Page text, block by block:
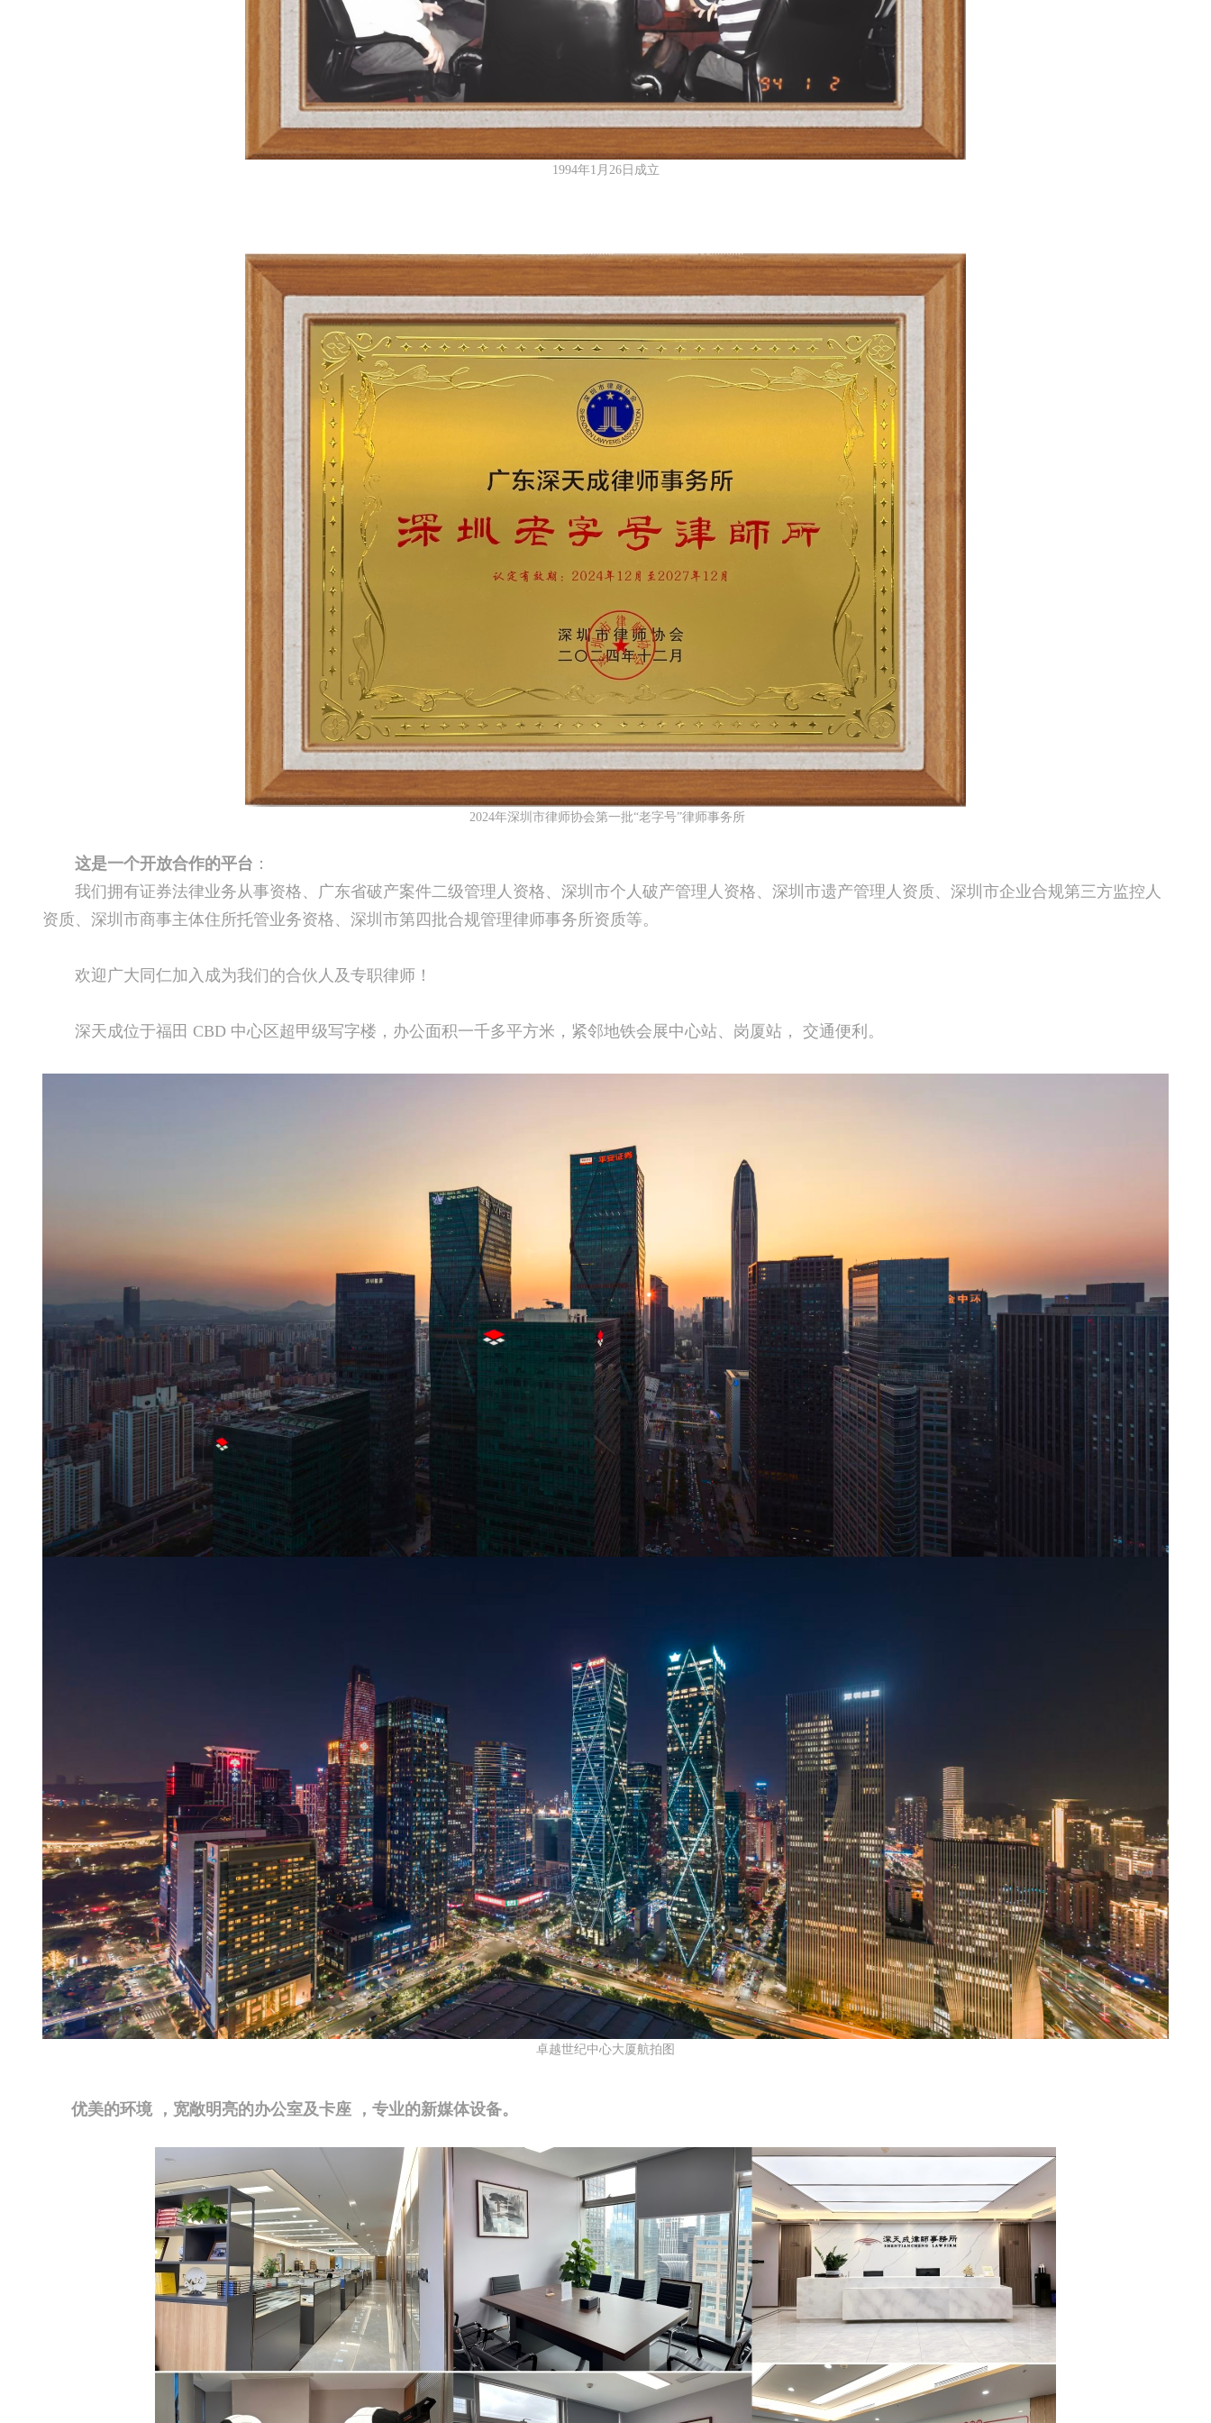
1994年1月26日成立
2024年深圳市律师协会第一批“老字号”律师事务所
这是一个开放合作的平台 ：
我们拥有证券法律业务从事资格、广东省破产案件二级管理人资格、深圳市个人破产管理人资格、深圳市遗产管理人资质、深圳市企业合规第三方监控人
资质、深圳市商事主体住所托管业务资格、深圳市第四批合规管理律师事务所资质等。
欢迎广大同仁加入成为我们的合伙人及专职律师！
深天成位于福田 CBD 中心区超甲级写字楼，办公面积一千多平方米，紧邻地铁会展中心站、岗厦站， 交通便利。
卓越世纪中心大厦航拍图
优美的环境 ，宽敞明亮的办公室及卡座 ，专业的新媒体设备。